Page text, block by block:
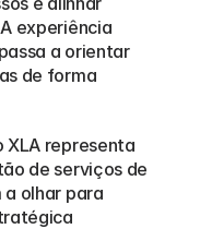
experiência
a orientar
de forma
XLA representa
de serviços de
a olhar para